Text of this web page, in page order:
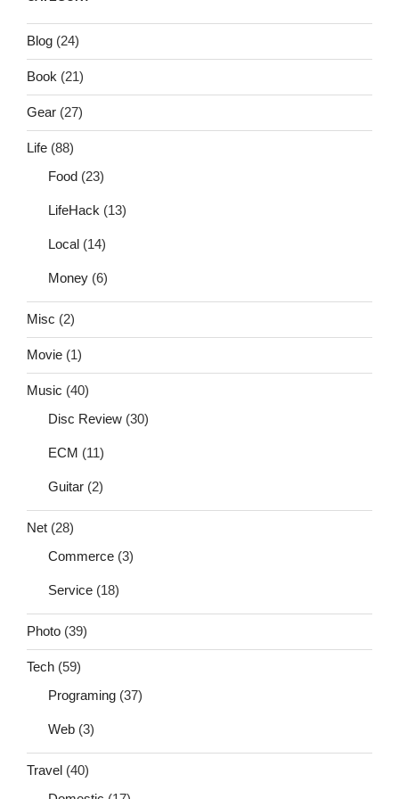
Blog (24)
Book (21)
Gear (27)
Life (88)
Food (23)
LifeHack (13)
Local (14)
Money (6)
Misc (2)
Movie (1)
Music (40)
Disc Review (30)
ECM (11)
Guitar (2)
Net (28)
Commerce (3)
Service (18)
Photo (39)
Tech (59)
Programing (37)
Web (3)
Travel (40)